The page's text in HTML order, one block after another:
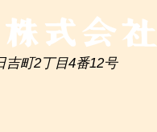
吉町2丁目4番12号